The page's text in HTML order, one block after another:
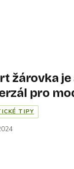
žárovka
pro
TIPY